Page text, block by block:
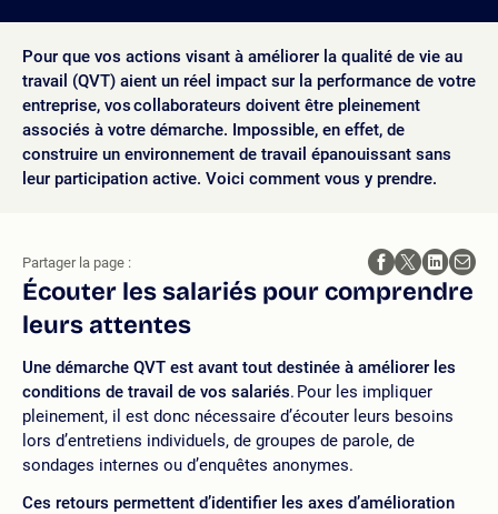
Pour que vos actions visant à améliorer la qualité de vie au
travail (QVT) aient un réel impact sur la performance de votre
entreprise, vos collaborateurs doivent être pleinement
associés à votre démarche. Impossible, en effet, de
construire un environnement de travail épanouissant sans
leur participation active. Voici comment vous y prendre.
Écouter les salariés pour comprendre
leurs attentes
Une démarche QVT est avant tout destinée à améliorer les
conditions de travail de vos salariés. Pour les impliquer
pleinement, il est donc nécessaire d’écouter leurs besoins
lors d’entretiens individuels, de groupes de parole, de
sondages internes ou d’enquêtes anonymes.
Ces retours permettent d’identifier les axes d’amélioration
Partager la page :